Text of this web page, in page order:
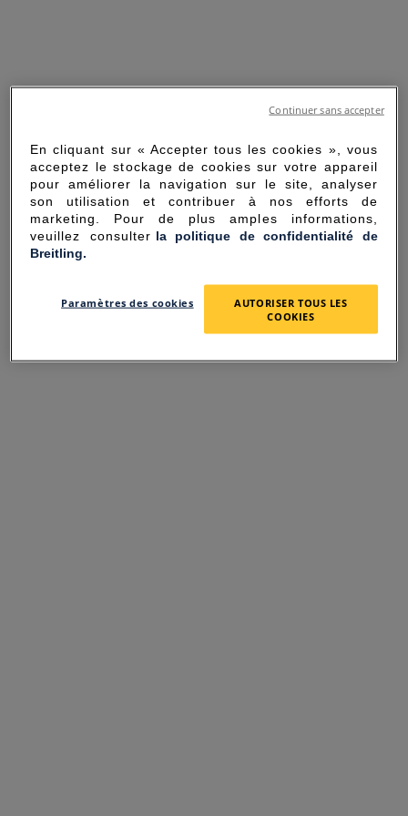
SORRY FOR THE
INCONVENIENCE
UNEXPECTED ERROR OCCURRED.
En cliquant sur « Accepter tous les cookies », vous
acceptez le stockage de cookies sur votre appareil
pour améliorer la navigation sur le site, analyser
son utilisation et contribuer à nos efforts de
marketing. Pour de plus amples informations,
veuillez consulter la politique de confidentialité de
Breitling.
Paramètres des cookies
AUTORISER TOUS LES
COOKIES
Continuer sans accepter